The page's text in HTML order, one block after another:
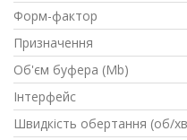
Форм-фактор
Призначення
Об'єм буфера (Mb)
Інтерфейс
Швидкість обертання (об/